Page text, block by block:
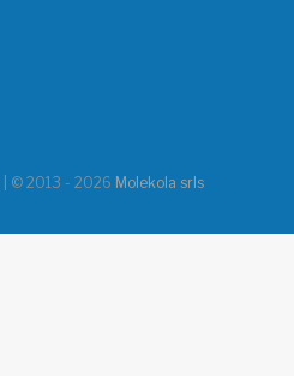
| © 2013 - 2026 Molekola srls